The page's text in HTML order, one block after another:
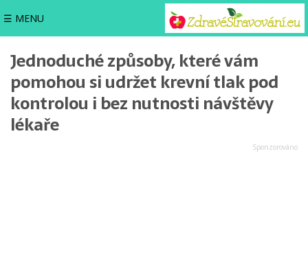
☰ MENU
Jednoduché způsoby, které vám
pomohou si udržet krevní tlak pod
kontrolou i bez nutnosti návštěvy
lékaře